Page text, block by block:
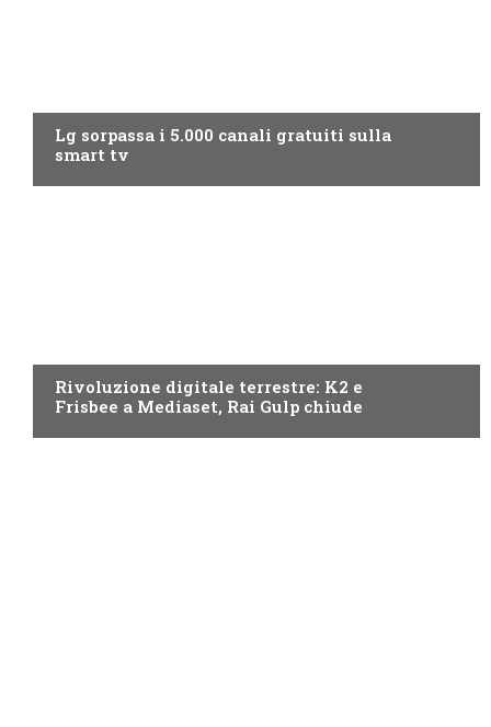
Lg sorpassa i 5.000 canali gratuiti sulla
smart tv
Rivoluzione digitale terrestre: K2 e
Frisbee a Mediaset, Rai Gulp chiude